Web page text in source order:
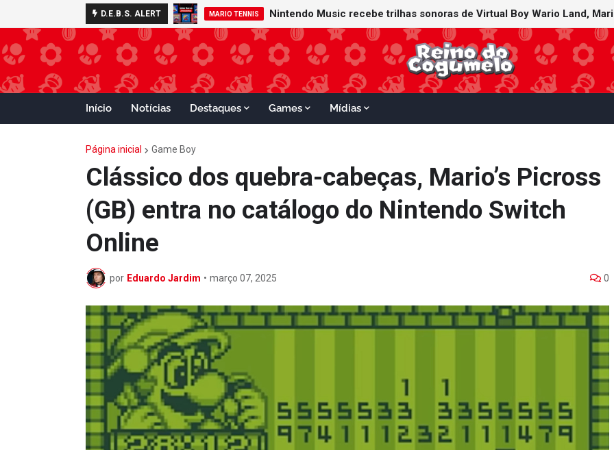
D.E.B.S. ALERT MARIO TENNIS
Início Notícias Destaques Games Mídias
Página inicial Game Boy
Clássico dos quebra-cabeças, Mario’s Picross
(GB) entra no catálogo do Nintendo Switch
Online
por Eduardo Jardim • março 07, 2025 0